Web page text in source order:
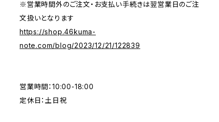
※営業時間外のご注文・お支払い手続きは翌営業日のご注
文扱いとなります
https://shop.46kuma-
note.com/blog/2023/12/21/122839
営業時間：10:00-18:00
定休日：土日祝